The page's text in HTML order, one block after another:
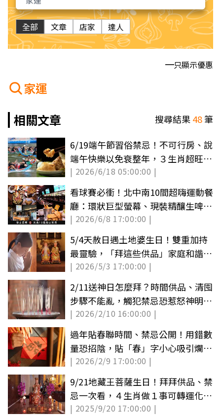
全部 文章 店家 達人
只顯示優惠
家運
相關文章
搜尋結果48筆
6/19端午節習俗禁忌！不可行房、說
端午快樂以免衰整年，３生肖超旺有
望中獎
| 2026/6/18 05:00:00 |
看球賽必衝！北中南10間超嗨運動餐
廳：環狀巨型螢幕、現裝精釀生啤、
爆汁漢堡
| 2026/6/8 17:00:00 |
5/4天赦日遇土地婆生日！雙重加持
最靈驗，「拜這些供品」家庭和諧、
財運旺
| 2026/5/3 17:00:00 |
2/11送神日怎麼拜？時間供品、清囤
步驟不能亂，觸犯禁忌恐惹怒神明衰
整年
| 2026/2/10 16:00:00 |
過年貼春聯時間、禁忌公開！用錯數
量恐招陰，貼「春」字小心吸引爛桃
花
| 2026/2/9 17:00:00 |
9/21地藏王菩薩生日！拜拜供品、禁
忌一次看，４生肖做１事可轉運化解
是非
| 2025/9/20 17:00:00 |